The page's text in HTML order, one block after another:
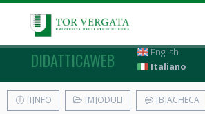
DIDATTICAWEB
English
Italiano
[I]NFO [M]ODULI [B]ACHECA